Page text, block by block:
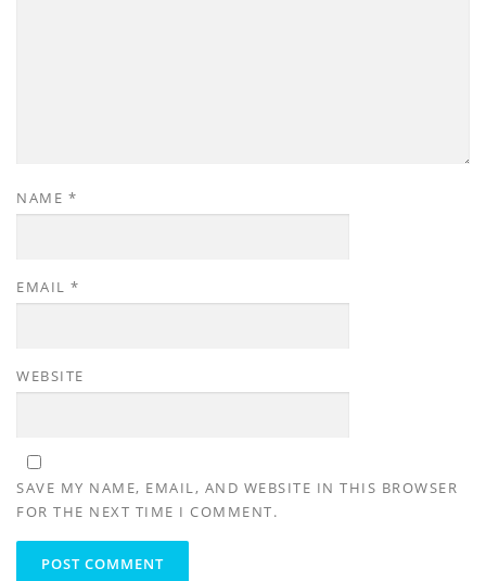
NAME *
EMAIL *
WEBSITE
SAVE MY NAME, EMAIL, AND WEBSITE IN THIS BROWSER
FOR THE NEXT TIME I COMMENT.